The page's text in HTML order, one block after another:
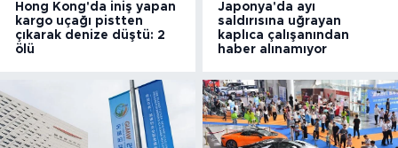
Hong Kong'da iniş yapan
kargo uçağı pistten
çıkarak denize düştü: 2
ölü
Japonya'da ayı
saldırısına uğrayan
kaplıca çalışanından
haber alınamıyor